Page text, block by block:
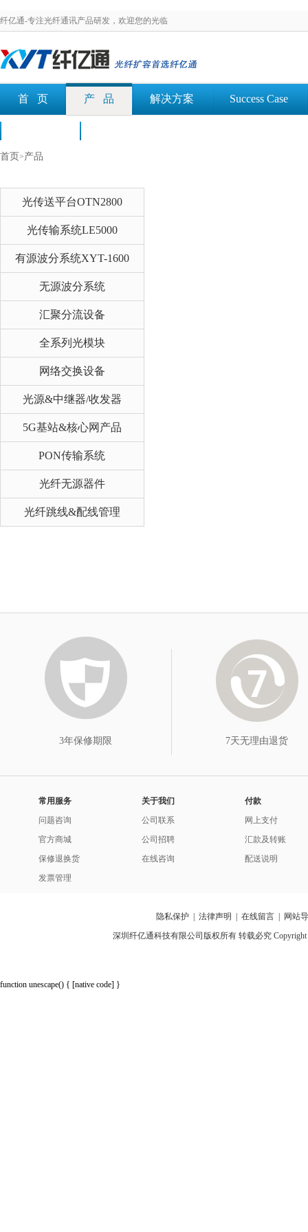
纤亿通-专注光纤通讯产品研发，欢迎您的光临
首 页 产 品 解决方案 Success Case
首页 >产品
光传送平台OTN2800
光传输系统LE5000
有源波分系统XYT-1600
无源波分系统
汇聚分流设备
全系列光模块
网络交换设备
光源&中继器/收发器
5G基站&核心网产品
PON传输系统
光纤无源器件
光纤跳线&配线管理
3年保修期限 7天无理由退货
常用服务
问题咨询
官方商城
保修退换货
发票管理
关于我们
公司联系
公司招聘
在线咨询
付款
网上支付
汇款及转账
配送说明
隐私保护 法律声明 在线留言
网站
深圳纤亿通科技有限公司版权所有 转载必究
function unescape() { [native code] }